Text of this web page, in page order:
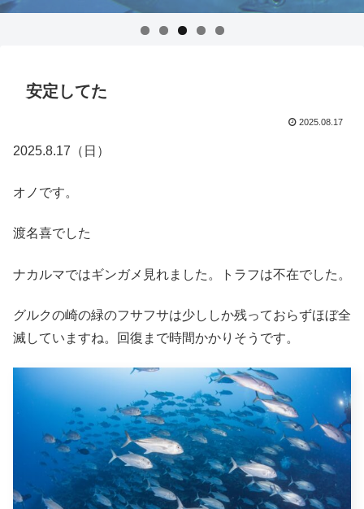
安定してた
2025.08.17
2025.8.17（日）
オノです。
渡名喜でした
ナカルマではギンガメ見れました。トラフは不在でした。
グルクの崎の緑のフサフサは少ししか残っておらずほぼ全
滅していますね。回復まで時間かかりそうです。